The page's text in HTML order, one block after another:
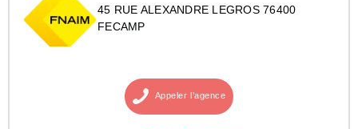
45 RUE ALEXANDRE LEGROS 76400
FECAMP
Appeler l’agence